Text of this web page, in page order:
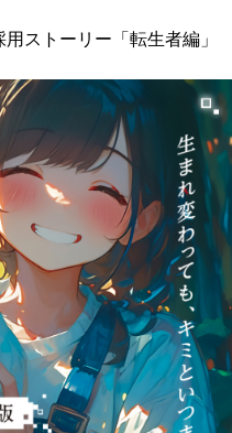
用ストーリー「転生者編」